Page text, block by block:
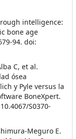
intelligence:
bone age
94. doi:
C, et al.
ósea
y Pyle versus la
BoneXpert.
S0370-
Meguro E.